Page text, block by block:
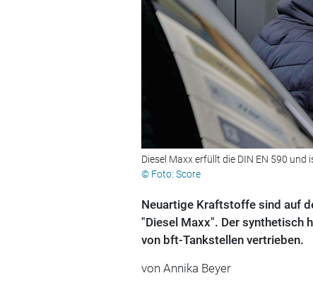
Diesel Maxx erfüllt die DIN EN 590
© Foto: Score
Neuartige Kraftstoffe sind auf
"Diesel Maxx". Der synthetisch
von bft-Tankstellen vertrieben.
von Annika Beyer